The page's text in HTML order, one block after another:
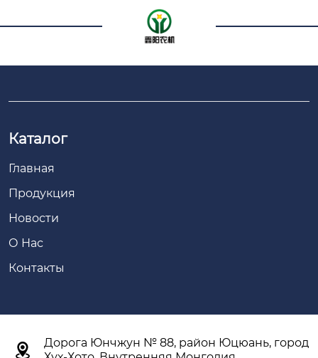
Каталог
Главная
Продукция
Новости
О Нас
Контакты

Дорога Юнчжун № 88, район Юцюань, город